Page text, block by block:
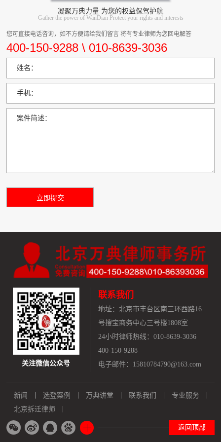
凝聚万典力量 为您的权益保驾护航
Gather the power of WanDian Protect your rights and interests
您可直接电话咨询，如不方便请给我们留言 将有专业律师为您回电解答
400-150-9288 \ 010-8639-3036
姓名：
手机：
案件简述：
关注微信公众号
联系我们
地址： 北京市丰台区南三环西路16
号搜宝商务中心三号楼1808室
24小时律师热线：010-8639-3036
400-150-9288
电子邮件：15810784790@163.com
新闻 选登案例 万典讲堂 联系我们
专业服务
北京拆迁律师
返回顶部